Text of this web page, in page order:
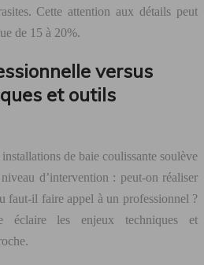
Cette attention aux détails peut
de 15 à 20%.
versus
et outils
de baie coulissante soulève
d’intervention : peut-on réaliser
faut-il faire appel à un professionnel ?
éclaire les enjeux techniques et